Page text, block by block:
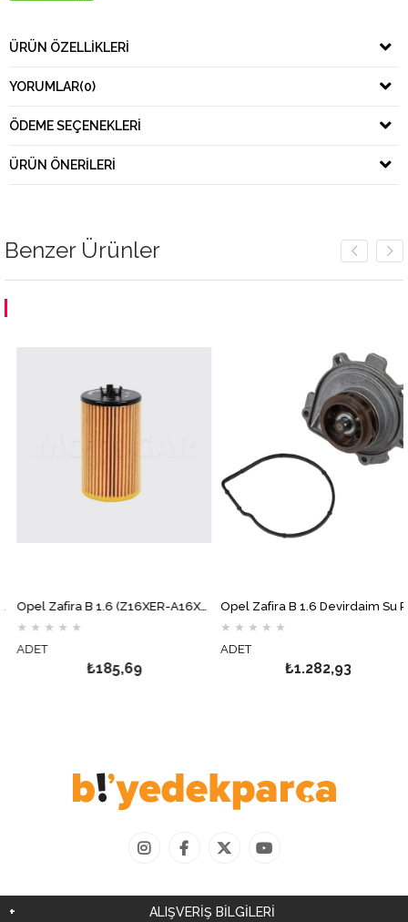
ÜRÜN ÖZELLIKLERI
YORUMLAR(0)
ÖDEME SEÇENEKLERI
ÜRÜN ÖNERILERI
Benzer Ürünler
Opel Zafira B 1.6 (Z16XER-A16XER) Yağ Filtresi MOTOCAR
★ ★ ★ ★ ★
ADET
₺185,69
Opel Zafira B 1.6 Devirdaim Su Pompası AİRTEX
★ ★ ★ ★ ★
ADET
₺1.282,93
ALIŞVERİŞ BİLGİLERİ